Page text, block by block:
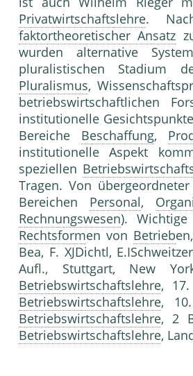
Privatwirtschaftslehre.
faktortheoretischer Ansatz
wurden alternative
pluralistischen Stadium
Pluralismus,
betriebswirtschaftlichen
institutionelle
Bereiche Beschaffung,
institutionelle Aspekt
speziellen
Tragen. Von
Bereichen Personal,
Rechnungswesen).
Rechtsformen von Betrieb
Bea, F. XJDichtl,
Aufl., Stuttgart, New
Betriebswirtschaftslehre,
Betriebswirtschaftslehre,
Betriebswirtschaftslehre, 2
Betriebswirtschaftslehre,